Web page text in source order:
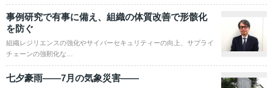
事例研究で有事に備え、組織の体質改善で形骸化
を防ぐ
組織レジリエンスの強化やサイバーセキュリティーの向上、サプライ
チェーンの強靭化な…
七夕豪雨――7月の気象災害――